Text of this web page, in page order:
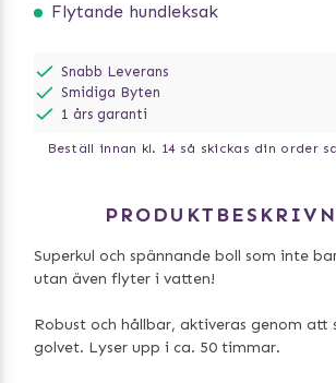
Flytande hundleksak
Snabb Leverans
Smidiga Byten
1 års garanti
Beställ innan kl. 14 så skickas din order
Superkul och spännande boll som inte
utan även flyter i vatten!
Robust och hållbar, aktiveras genom att
golvet. Lyser upp i ca. 50 timmar.